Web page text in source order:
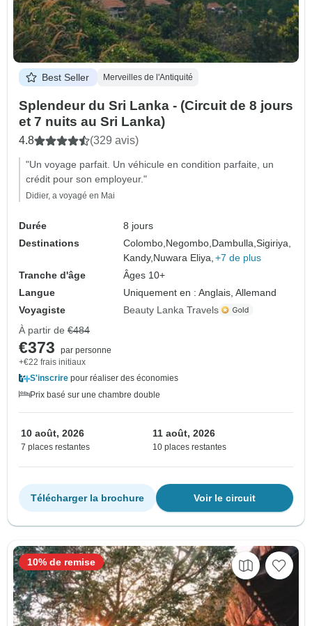
Best Seller Merveilles de l'Antiquité
Splendeur du Sri Lanka - (Circuit de 8 jours
et 7 nuits au Sri Lanka)
4.8 (329 avis)
"Un voyage parfait. Un véhicule en condition parfaite, un
crédit pour son employeur."
Didier, a voyagé en Mai
Durée
8 jours
Destinations
Colombo, Negombo, Dambulla,Sigiriya,
Kandy, Nuwara Eliya, +7 de plus
Tranche d'âge
Âges 10+
Langue
Uniquement en : Anglais, Allemand
Voyagiste
Beauty Lanka Travels
À partir de €484
€373
par personne
+€22 frais initiaux
S'inscrire pour réaliser des économies
Prix basé sur une chambre double
10 août, 2026
7 places restantes
11 août, 2026
10 places restantes
Voir le circuit
Télécharger la brochure
10% de remise